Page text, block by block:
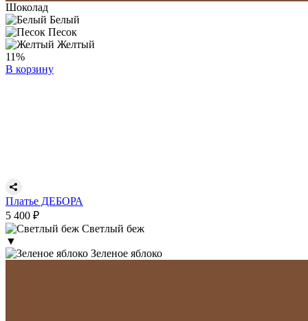
Шоколад
Белый
Песок
Желтый
11%
В корзину
Платье ДЕБОРА
5 400 ₽
Светлый беж
▼
Зеленое яблоко